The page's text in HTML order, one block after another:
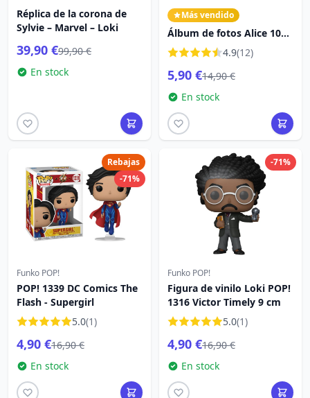
Réplica de la corona de
Sylvie – Marvel – Loki
39,90 €99,90 €
En stock
Más vendido
Álbum de fotos Alice 100e
Anniversaire - Disney
Alicia en el país de las
maravillas
4.9(12)
5,90 €14,90 €
En stock
Rebajas
-71%
Funko POP!
POP! 1339 DC Comics The
Flash - Supergirl
5.0(1)
4,90 €16,90 €
En stock
-71%
Funko POP!
Figura de vinilo Loki POP!
1316 Victor Timely 9 cm
5.0(1)
4,90 €16,90 €
En stock